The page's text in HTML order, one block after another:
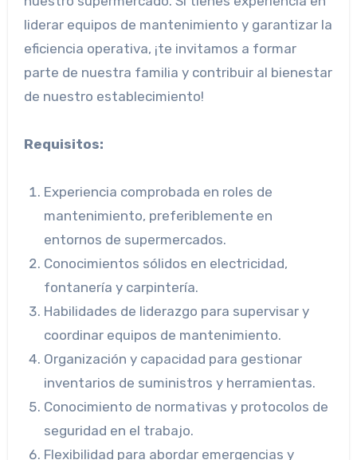
liderar equipos de mantenimiento y garantizar la
eficiencia operativa, ¡te invitamos a formar
parte de nuestra familia y contribuir al bienestar
de nuestro establecimiento!
Requisitos:
Experiencia comprobada en roles de
mantenimiento, preferiblemente en
entornos de supermercados.
Conocimientos sólidos en electricidad,
fontanería y carpintería.
Habilidades de liderazgo para supervisar y
coordinar equipos de mantenimiento.
Organización y capacidad para gestionar
inventarios de suministros y herramientas.
Conocimiento de normativas y protocolos de
seguridad en el trabajo.
Flexibilidad para abordar emergencias y